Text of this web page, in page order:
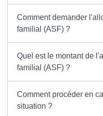
Comment demander
familial (ASF) ?
Quel est le montant de
familial (ASF) ?
Comment procéder en
situation ?